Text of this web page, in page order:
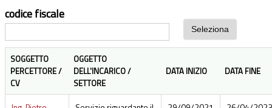
codice fiscale
SOGGETTO
PERCETTORE /
CV
OGGETTO
DELL'INCARICO /
SETTORE
DATA INIZIO DATA FINE